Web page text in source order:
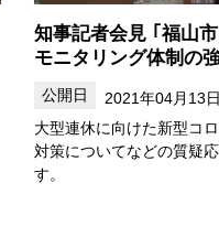
知事記者会見 ｢福山
モニタリング体制の
2021年04月13
大型連休に向けた新型コ
対策についてなどの質疑
す。